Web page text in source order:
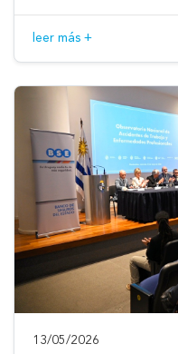
leer más +
13/05/2026